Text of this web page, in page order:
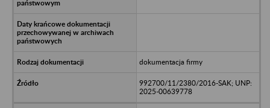
dokumentacja firmy
992700/11/2380/2016-SAK; UNP:
2025-00639778